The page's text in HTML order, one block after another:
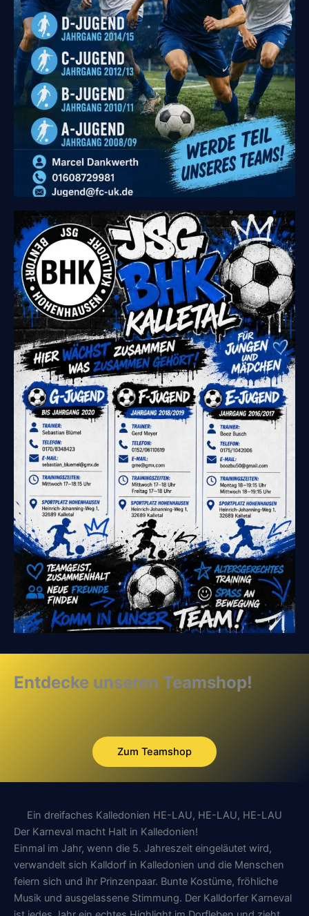
Entdecke unseren Teamshop!
Zum Teamshop
Ein dreifaches Kalledonien HE-LAU, HE-LAU, HE-LAU
Der Karneval macht Halt in Kalledonien!
Einmal im Jahr, wenn die 5. Jahreszeit eingeläutet wird,
verwandelt sich Kalldorf in Kalledonien und die Menschen
feiern sich und ihr Prinzenpaar. Bunte Kostüme, fröhliche
Musik und ausgelassene Stimmung. Der Kalldorfer Karneval